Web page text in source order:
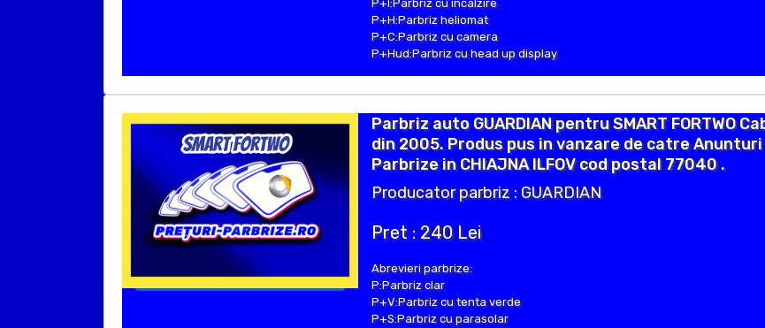
P+I:Parbriz cu incalzire
P+H:Parbriz heliomat
P+C:Parbriz cu camera
P+Hud:Parbriz cu head up display
Parbriz auto GUARDIAN pentru SMART FORTWO
din 2005. Produs pus in vanzare de catre Anunturi
Parbrize in CHIAJNA ILFOV cod postal 77040 .
Producator parbriz : GUARDIAN
Pret : 240 Lei
Abrevieri parbrize:
P:Parbriz clar
P+V:Parbriz cu tenta verde
P+S:Parbriz cu parasolar